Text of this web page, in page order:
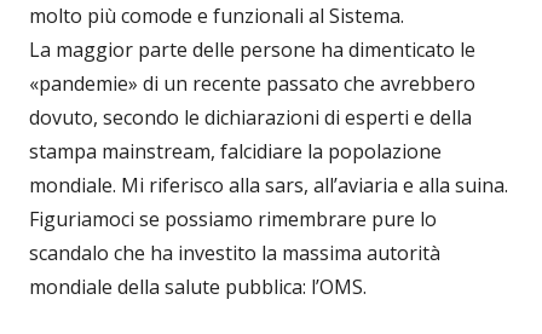
molto più comode e funzionali al Sistema.
La maggior parte delle persone ha dimenticato le
«pandemie» di un recente passato che avrebbero
dovuto, secondo le dichiarazioni di esperti e della
stampa mainstream, falcidiare la popolazione
mondiale. Mi riferisco alla sars, all’aviaria e alla suina.
Figuriamoci se possiamo rimembrare pure lo
scandalo che ha investito la massima autorità
mondiale della salute pubblica: l’OMS.